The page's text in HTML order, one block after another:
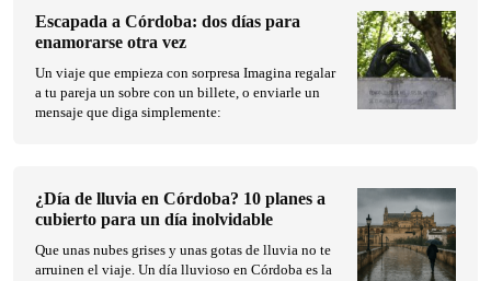
Escapada a Córdoba: dos días para
enamorarse otra vez
Un viaje que empieza con sorpresa Imagina regalar
a tu pareja un sobre con un billete, o enviarle un
mensaje que diga simplemente:
¿Día de lluvia en Córdoba? 10 planes a
cubierto para un día inolvidable
Que unas nubes grises y unas gotas de lluvia no te
arruinen el viaje. Un día lluvioso en Córdoba es la